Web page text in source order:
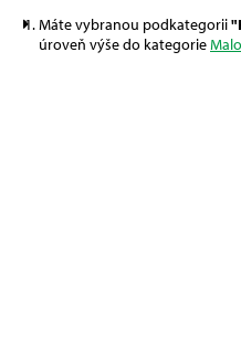
Máte vybranou podkategorii
úroveň výše do kategorie